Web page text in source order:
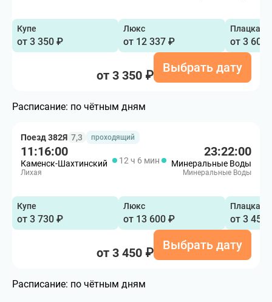
Купе
от 3 350 ₽
Люкс
от 12 337 ₽
Плацкарт
от 3 600
от 3 350 ₽
Выбрать дату
Расписание: по чётным дням
Поезд 382Я 7,3 проходящий
11:16:00
Каменск-Шахтинский
Лихая
12 ч 6 мин
23:22:00
Минеральные Воды
Минеральные Воды
Купе
от 3 730 ₽
Люкс
от 13 600 ₽
Плацкарт
от 3 450
от 3 450 ₽
Выбрать дату
Расписание: по чётным дням